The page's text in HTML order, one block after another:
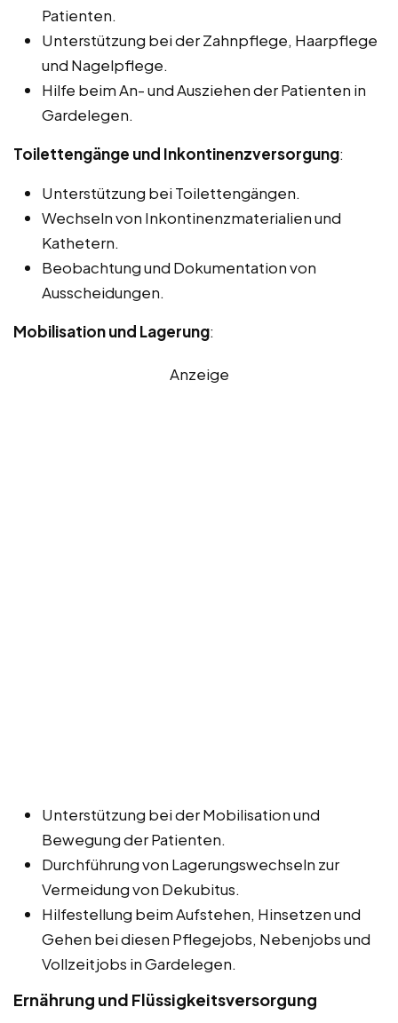
Patienten.
Unterstützung bei der Zahnpflege, Haarpflege
und Nagelpflege.
Hilfe beim An- und Ausziehen der Patienten in
Gardelegen.
Toilettengänge und Inkontinenzversorgung:
Unterstützung bei Toilettengängen.
Wechseln von Inkontinenzmaterialien und
Kathetern.
Beobachtung und Dokumentation von
Ausscheidungen.
Mobilisation und Lagerung:
Anzeige
Unterstützung bei der Mobilisation und
Bewegung der Patienten.
Durchführung von Lagerungswechseln zur
Vermeidung von Dekubitus.
Hilfestellung beim Aufstehen, Hinsetzen und
Gehen bei diesen Pflegejobs, Nebenjobs und
Vollzeitjobs in Gardelegen.
Ernährung und Flüssigkeitsversorgung